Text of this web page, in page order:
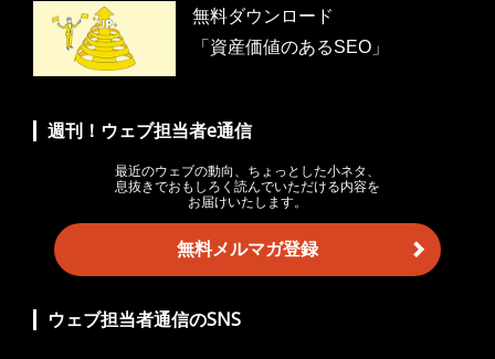
無料ダウンロード
「資産価値のあるSEO」
週刊！ウェブ担当者e通信
最近のウェブの動向、ちょっとした小ネタ、
息抜きでおもしろく読んでいただける内容を
お届けいたします。
無料メルマガ登録
ウェブ担当者通信のSNS